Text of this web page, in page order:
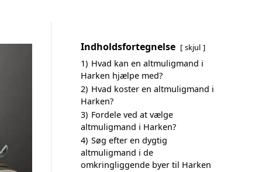
Indholdsfortegnelse skjul
1) Hvad kan en altmuligmand i
Harken hjælpe med?
2) Hvad koster en altmuligmand i
Harken?
3) Fordele ved at vælge
altmuligmand i Harken?
4) Søg efter en dygtig
altmuligmand i de
omkringliggende byer til Harken